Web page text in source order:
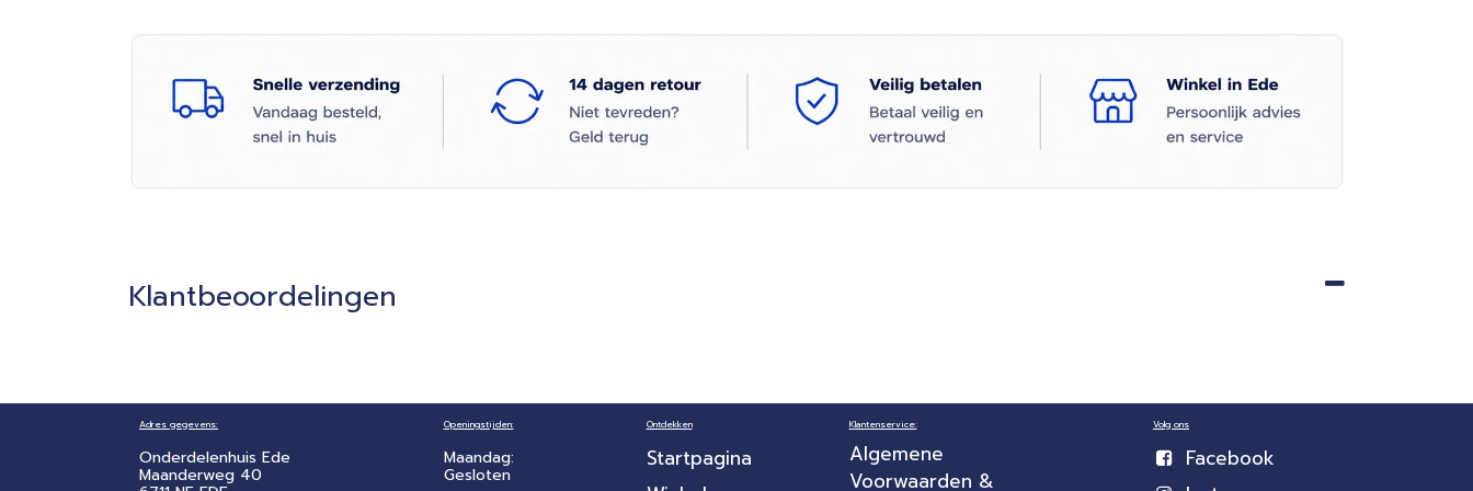
Klantbeoordelingen
Adres gegevens:
Onderdelenhuis Ede
Maanderweg 40
Openingstijden:
Maandag:
Gesloten
Ontdekken
Startpagina
Klantenservice:
Algemene
Voorwaarden &
Volg ons
Facebook